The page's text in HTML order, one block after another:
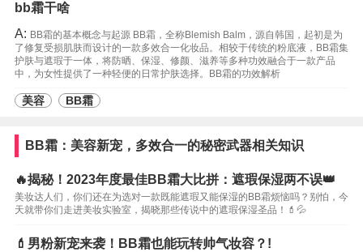
bb霜干啥
A: BB霜的基本概念与起源 BB霜，全称Blemish Balm，源自韩国，起初是为
了修复受损肌肤而设计的一款多效合一化妆品。相较于传统的粉底液，BB霜集
护肤与遮瑕于一体，将防晒、保湿、修颜、滋养等多种功效融合于一款产品
中，为女性提供了一种轻便的日常护肤选择。BB霜的功效解析
美容 BB霜
BB霜：美容新宠，多效合一的秘密武器相关知识
🔥揭秘！2023年度最佳BB霜大比拼：遮瑕保湿两不误👑
美妆达人们，你们还在为选对一款既能遮瑕又能保湿的BB霜烦恼吗？别怕，今
天就带你们走进美妆实验室，揭晓那些传说中的遮瑕保湿圣品！💄💦
💄男粉新宠来袭！BB霜也能玩转帅气妆容？!